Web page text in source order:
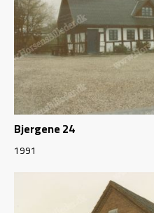
Bjergene 24
1991